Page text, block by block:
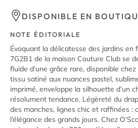
DISPONIBLE EN
NOTE ÉDITORIALE
Évoquant la délicatesse des jardins en
7G2B1 de la maison Couture Club se
fluide d’une grâce rare, disponible
tissu satiné aux nuances pastel,
imprimé, enveloppe la silhouette d’un
résolument tendance. Légèreté du
des manches, lignes chic et raffinées :
l’élégance des grands jours. Chez